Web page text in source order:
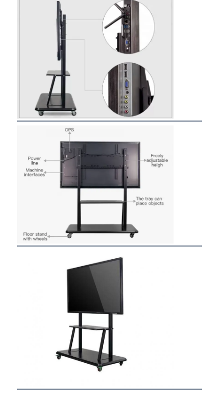
Startseite
Über uns
Fabrik Tour
Qualitätskontrolle
Konferenz-System
LCD-Monitorhebe
Aufstehmonitor